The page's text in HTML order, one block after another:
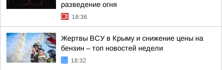
разведение огня
18:36
Жертвы ВСУ в Крыму и снижение цены на
бензин – топ новостей недели
18:32